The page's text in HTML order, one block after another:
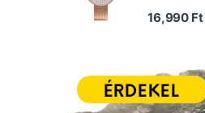
16,990 Ft